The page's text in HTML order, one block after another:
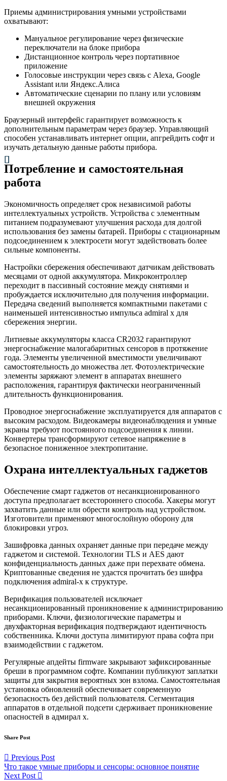
Приемы администрирования умными устройствами
охватывают:
Мануальное регулирование через физические
переключатели на блоке прибора
Дистанционное контроль через портативное
приложение
Голосовые инструкции через связь с Alexa, Google
Assistant или Яндекс.Алиса
Автоматические сценарии по плану или условиям
внешней окружения
Браузерный интерфейс гарантирует возможность к
дополнительным параметрам через браузер. Управляющий
способен устанавливать интернет опции, апгрейдить софт и
изучать детальную данные работы прибора.
Потребление и самостоятельная
работа
Экономичность определяет срок независимой работы
интеллектуальных устройств. Устройства с элементным
питанием подразумевают улучшения расхода для долгой
использования без замены батарей. Приборы с стационарным
подсоединением к электросети могут задействовать более
сильные компоненты.
Настройки сбережения обеспечивают датчикам действовать
месяцами от одной аккумулятора. Микроконтроллер
переходит в пассивный состояние между снятиями и
пробуждается исключительно для получения информации.
Передача сведений выполняется компактными пакетами с
наименьшей интенсивностью импульса admiral x для
сбережения энергии.
Литиевые аккумуляторы класса CR2032 гарантируют
энергоснабжение малогабаритных сенсоров в протяжение
года. Элементы увеличенной вместимости увеличивают
самостоятельность до множества лет. Фотоэлектрические
элементы заряжают элемент в аппаратах внешнего
расположения, гарантируя фактически неограниченный
длительность функционирования.
Проводное энергоснабжение эксплуатируется для аппаратов с
высоким расходом. Видеокамеры видеонаблюдения и умные
экраны требуют постоянного подсоединения к линии.
Конвертеры трансформируют сетевое напряжение в
безопасное пониженное электропитание.
Охрана интеллектуальных гаджетов
Обеспечение смарт гаджетов от несанкционированного
доступа предполагает всестороннего способа. Хакеры могут
захватить данные или обрести контроль над устройством.
Изготовители применяют многослойную оборону для
блокировки угроз.
Зашифровка данных охраняет данные при передаче между
гаджетом и системой. Технологии TLS и AES дают
конфиденциальность данных даже при перехвате обмена.
Криптованные сведения не удастся прочитать без шифра
подключения admiral-x к структуре.
Верификация пользователей исключает
несанкционированный проникновение к администрированию
приборами. Ключи, физиологические параметры и
двухфакторная верификация подтверждают идентичность
собственника. Ключи доступа лимитируют права софта при
взаимодействии с гаджетом.
Регулярные апдейты firmware закрывают зафиксированные
бреши в программном софте. Компании публикуют заплатки
защиты для закрытия вероятных зон взлома. Самостоятельная
установка обновлений обеспечивает современную
безопасность без действий пользователя. Сегментация
аппаратов в отдельной подсети сдерживает проникновение
опасностей в адмирал х.
Share Post
Post
navigation
Previous Post
Что такое умные приборы и сенсоры: основное понятие
Next Post